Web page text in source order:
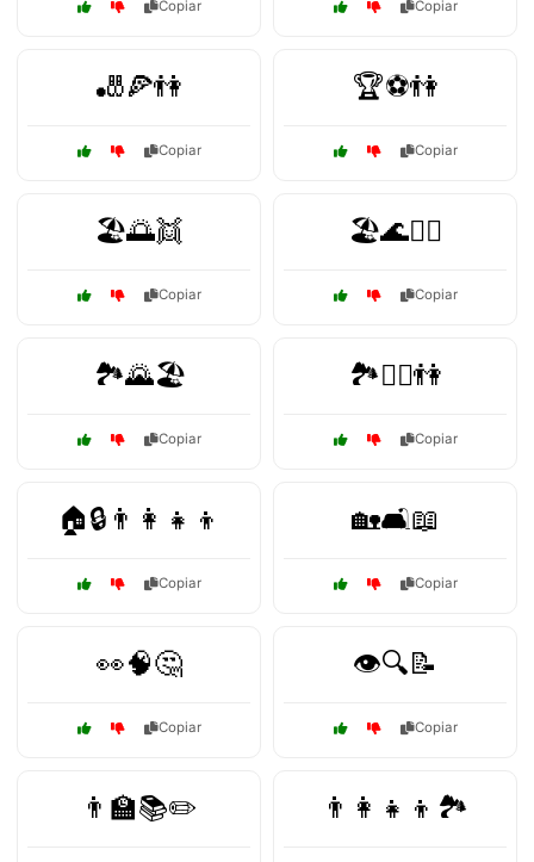
Copiar Copiar
🎳🍕👫
Copiar
🏆⚽👫
Copiar
🏖️🌅👯
Copiar
🏖️🌊🏊‍♂️
Copiar
🏞️🌄🏖️
Copiar
🏞️🚶‍♀️👫
Copiar
🏠🔒👨‍👩‍👧‍👦
Copiar
🏡🛋️📖
Copiar
👀🧠🤔
Copiar
👁️🔍📝
Copiar
👨‍🏫📚✏️ 👨‍👩‍👧‍👦🏞️